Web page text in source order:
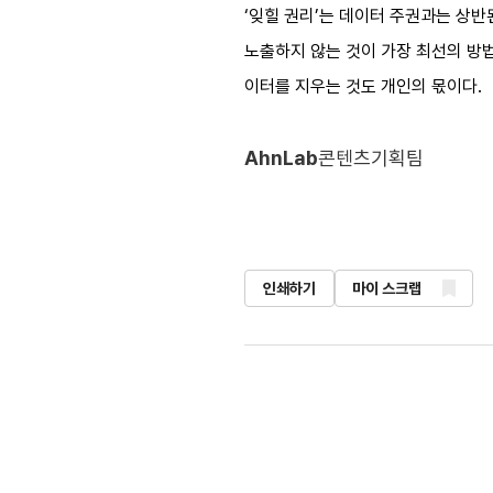
‘잊힐 권리’는 데이터 주권과는 상
노출하지 않는 것이 가장 최선의 방
이터를 지우는 것도 개인의 몫이다.
AhnLab콘텐츠기획팀
인쇄하기 마이 스크랩